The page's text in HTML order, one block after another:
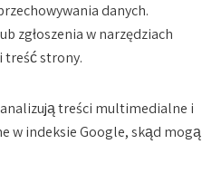
danych.
zgłoszenia w narzędziach
treść strony.
treści multimedialne i
w indeksie Google, skąd mogą